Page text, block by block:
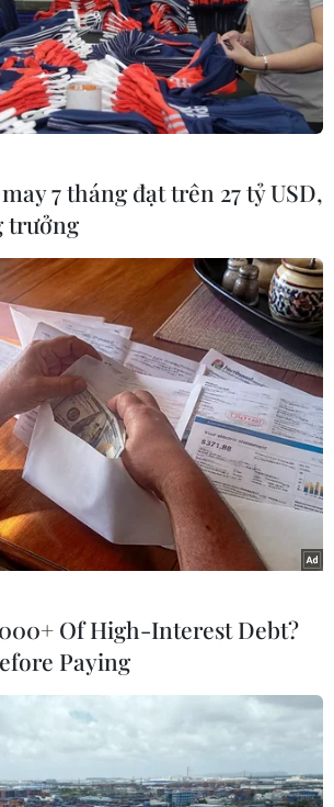
Yên
Tp. Hồ Chí Minh
ma túy "nước vui" có thể hòa
giải khát
7 tháng đạt trên 27 tỷ USD,
trưởng
Of High-Interest Debt?
Paying